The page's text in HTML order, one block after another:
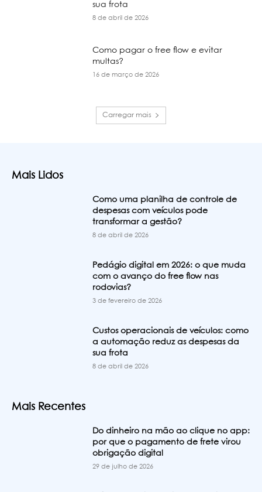
sua frota
8 de abril de 2026
Como pagar o free flow e evitar
multas?
16 de março de 2026
Carregar mais
Mais Lidos
Como uma planilha de controle de
despesas com veículos pode
transformar a gestão?
8 de abril de 2026
Pedágio digital em 2026: o que muda
com o avanço do free flow nas
rodovias?
3 de fevereiro de 2026
Custos operacionais de veículos: como
a automação reduz as despesas da
sua frota
8 de abril de 2026
Mais Recentes
Do dinheiro na mão ao clique no app:
por que o pagamento de frete virou
obrigação digital
29 de julho de 2026